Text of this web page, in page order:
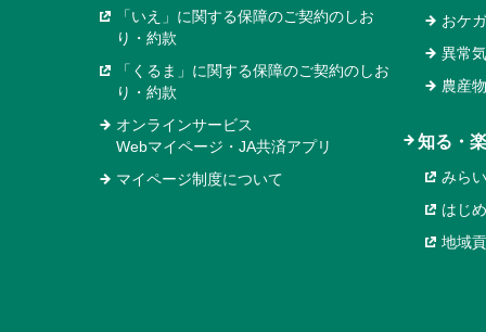
「いえ」に関する保障のご契約のしお
り・約款
「くるま」に関する保障のご契約のしお
り・約款
オンラインサービス
Webマイページ・JA共済アプリ
マイページ制度について
おケ
異常
農産
知る・
みら
はじ
地域